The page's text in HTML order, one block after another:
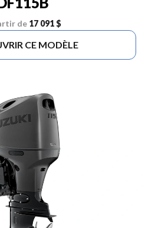
de 17 091 $
CE MODÈLE